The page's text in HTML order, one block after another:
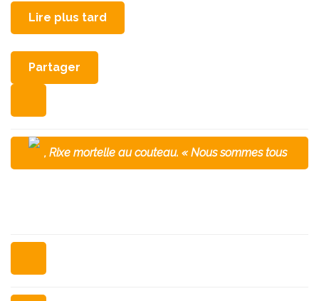
Lire plus tard
Partager